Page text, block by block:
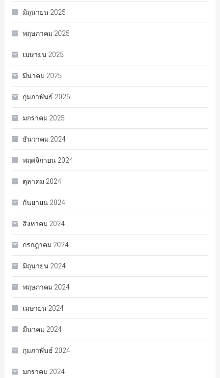
มิถุนายน 2025
พฤษภาคม 2025
เมษายน 2025
มีนาคม 2025
กุมภาพันธ์ 2025
มกราคม 2025
ธันวาคม 2024
พฤศจิกายน 2024
ตุลาคม 2024
กันยายน 2024
สิงหาคม 2024
กรกฎาคม 2024
มิถุนายน 2024
พฤษภาคม 2024
เมษายน 2024
มีนาคม 2024
กุมภาพันธ์ 2024
มกราคม 2024